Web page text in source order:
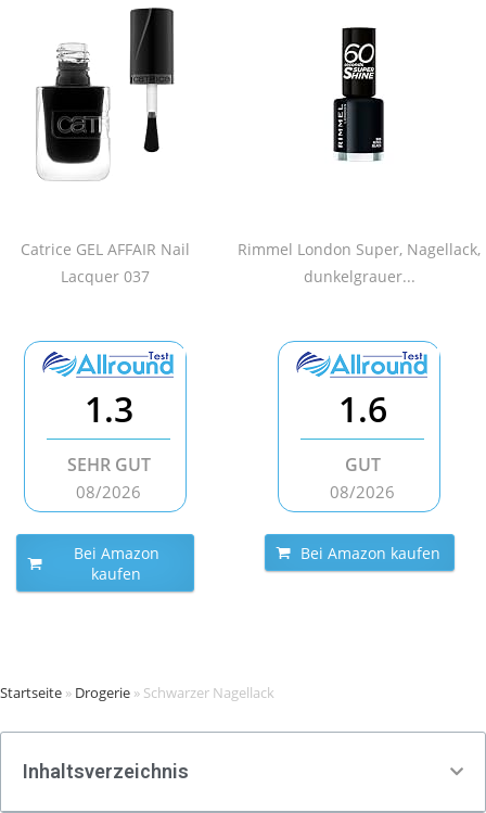
Catrice GEL AFFAIR Nail
Lacquer 037
Rimmel London Super, Nagellack,
dunkelgrauer...
1.3
SEHR GUT
08/2026
Bei Amazon
kaufen
1.6
GUT
08/2026
Bei Amazon kaufen
Startseite » Drogerie » Schwarzer Nagellack
Inhaltsverzeichnis